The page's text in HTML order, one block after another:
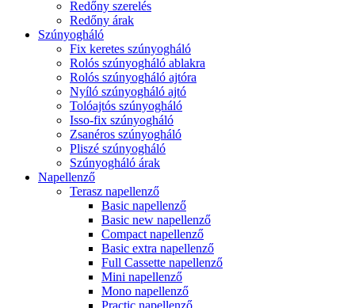
Redőny szerelés
Redőny árak
Szúnyogháló
Fix keretes szúnyogháló
Rolós szúnyogháló ablakra
Rolós szúnyogháló ajtóra
Nyíló szúnyogháló ajtó
Tolóajtós szúnyogháló
Isso-fix szúnyogháló
Zsanéros szúnyogháló
Pliszé szúnyogháló
Szúnyogháló árak
Napellenző
Terasz napellenző
Basic napellenző
Basic new napellenző
Compact napellenző
Basic extra napellenző
Full Cassette napellenző
Mini napellenző
Mono napellenző
Practic napellenző